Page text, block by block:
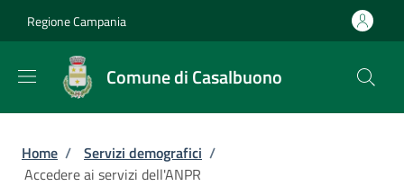
Regione Campania
Comune di Casalbuono
Briciole di pane
Home / Servizi demografici /
Accedere ai servizi dell'ANPR